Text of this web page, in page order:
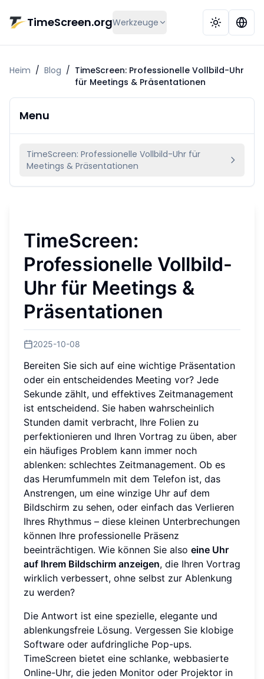
TimeScreen.orgWerkzeuge
Heim / Blog / TimeScreen: Professionelle Vollbild-Uhr
für Meetings & Präsentationen
Menu
TimeScreen: Professionelle Vollbild-Uhr für
Meetings & Präsentationen
TimeScreen:
Professionelle Vollbild-
Uhr für Meetings &
Präsentationen
2025-10-08
Bereiten Sie sich auf eine wichtige Präsentation
oder ein entscheidendes Meeting vor? Jede
Sekunde zählt, und effektives Zeitmanagement
ist entscheidend. Sie haben wahrscheinlich
Stunden damit verbracht, Ihre Folien zu
perfektionieren und Ihren Vortrag zu üben, aber
ein häufiges Problem kann immer noch
ablenken: schlechtes Zeitmanagement. Ob es
das Herumfummeln mit dem Telefon ist, das
Anstrengen, um eine winzige Uhr auf dem
Bildschirm zu sehen, oder einfach das Verlieren
Ihres Rhythmus – diese kleinen Unterbrechungen
können Ihre professionelle Präsenz
beeinträchtigen. Wie können Sie also eine Uhr
auf Ihrem Bildschirm anzeigen, die Ihren Vortrag
wirklich verbessert, ohne selbst zur Ablenkung
zu werden?
Die Antwort ist eine spezielle, elegante und
ablenkungsfreie Lösung. Vergessen Sie klobige
Software oder aufdringliche Pop-ups.
TimeScreen bietet eine schlanke, webbasierte
Online-Uhr, die jeden Monitor oder Projektor in